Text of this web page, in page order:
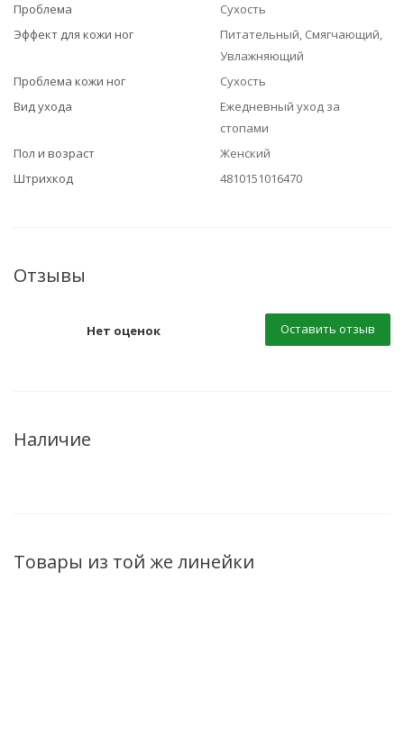
Проблема
Сухость
Эффект для кожи ног
Питательный, Смягчающий,
Увлажняющий
Проблема кожи ног
Сухость
Вид ухода
Ежедневный уход за
стопами
Пол и возраст
Женский
Штрихкод
4810151016470
Отзывы
Нет оценок Оставить отзыв
Наличие
Товары из той же линейки